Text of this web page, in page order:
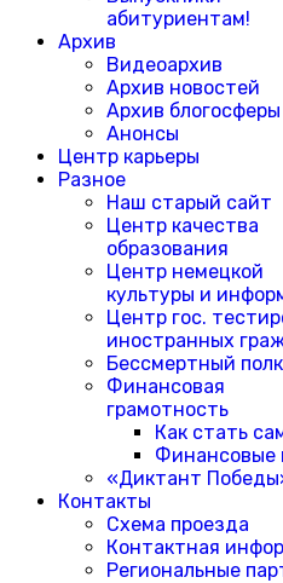
абитуриентам!
Архив
Видеоархив
Архив новостей
Архив блогосферы
Анонсы
Центр карьеры
Разное
Наш старый сайт
Центр качества
образования
Центр немецкой
культуры и
Центр гос.
иностранных
Бессмертный полк
Финансовая
грамотность
Как стать
Финансовые
«Диктант
Контакты
Схема проезда
Контактная
Региональные